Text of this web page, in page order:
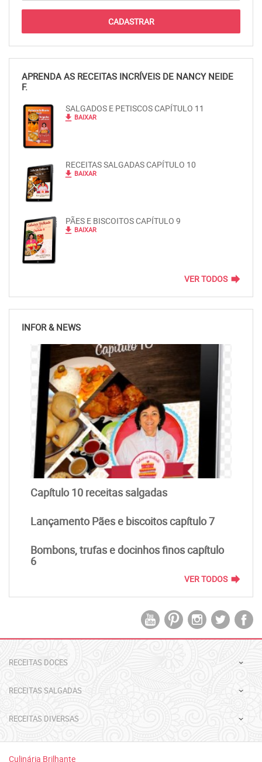
APRENDA AS RECEITAS INCRÍVEIS DE NANCY NEIDE
F.
SALGADOS E PETISCOS CAPÍTULO 11
file_download BAIXAR
RECEITAS SALGADAS CAPÍTULO 10
file_download BAIXAR
PÃES E BISCOITOS CAPÍTULO 9
file_download BAIXAR
VER TODOS forward
INFOR & NEWS
Capítulo 10 receitas salgadas
Lançamento Pães e biscoitos capítulo 7
Bombons, trufas e docinhos finos capítulo
6
VER TODOS forward
RECEITAS DOCES
RECEITAS SALGADAS
RECEITAS DIVERSAS
Culinária Brilhante